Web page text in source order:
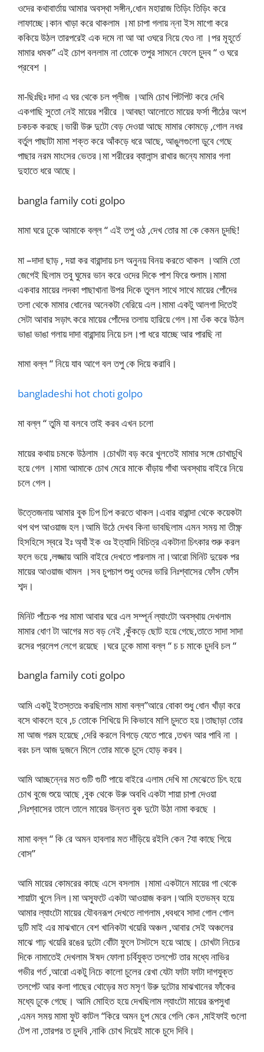
ওদের কথাবার্তায় আমার অবস্থা সঙ্গীন,ধোন মহারাজ তিড়িং তিড়িং করে
লাফাচ্ছে।কান খাড়া করে থাকলাম ।মা চাপা গলায় ন্না ইস মাগো করে
ককিয়ে উঠল তারপরেই এক দমে না আ আ ওঘরে নিয়ে যেও না ।পর মূহূর্তে
মামার ধমক” এই চোপ বললাম না তোকে তপুর সামনে ফেলে চুদব “ ও ঘরে
প্রবেশ ।
মা-ছিঃছিঃ দাদা এ ঘর থেকে চল প্লীজ ।আমি চোখ পিটপিট করে দেখি
একগাছি সুতো নেই মায়ের শরীরে ।আবছা আলোতে মায়ের ফর্সা পীঠের অংশ
চকচক করছে।ভারী উরু দুটো বেড় দেওয়া আছে মামার কোমড়ে ,গোল নধর
বর্তুল পাছাটা মামা শক্ত করে আঁকড়ে ধরে আছে, আঙুলগুলো ডুবে গেছে
পাছার নরম মাংসের ভেতর।মা শরীরের ব্যালান্স রাখার জন্যে মামার গলা
দুহাতে ধরে আছে।
bangla family coti golpo
মামা ঘরে ঢুকে আমাকে বল্ল “ এই তপু ওঠ ,দেখ তোর মা কে কেমন চুদছি!
মা –দাদা ছাড় , দয়া কর বারান্দায় চল অনুনয় বিনয় করতে থাকল ।আমি তো
জেগেই ছিলাম তবু ঘুমের ভান করে ওদের দিকে পাশ ফিরে শুলাম।মামা
একবার মায়ের লদকা পাছাখানা উপর দিকে তুলল সাথে সাথে মায়ের পোঁদের
তলা থেকে মামার ধোনের অনেকটা বেরিয়ে এল।মামা একটু আলগা দিতেই
সেটা আবার সড়াৎ করে মায়ের পোঁদের তলায় হারিয়ে গেল।মা ওঁক করে উঠল
ভাঙা ভাঙা গলায় দাদা বারান্দায় নিয়ে চল।পা ধরে যাচ্ছে আর পারছি না
মামা বল্ল “ নিয়ে যাব আগে বল তপু কে দিয়ে করাবি।
bangladeshi hot choti golpo
মা বল্ল “ তুমি যা বলবে তাই করব এখন চলো
মায়ের কথায় চমকে উঠলাম ।চোখটা বড় করে খুলতেই মামার সঙ্গে চোখাচুখি
হয়ে গেল ।মামা আমাকে চোখ মেরে মাকে বাঁড়ায় গাঁথা অবস্থায় বাইরে নিয়ে
চলে গেল।
উত্তেজনায় আমার বুক ঢিপ ঢিপ করতে থাকল।এবার বারান্দা থেকে কয়েকটা
থপ থপ আওয়াজ হল।আমি উঠে দেখব কিনা ভাবছিলাম এমন সময় মা তীক্ষ্ণ
হিসহিসে স্বরে ইঃ অ্যাঁ ইক ওঃ ইত্যাদি বিচিত্র একটানা চিৎকার শুরু করল
ফলে ভয়ে ,লজ্জায় আমি বাইরে দেখতে পারলাম না।আরো মিনিট দুয়েক পর
মায়ের আওয়াজ থামল ।সব চুপচাপ শুধু ওদের ভারি নিঃশ্বাসের ফোঁস ফোঁস
শব্দ।
মিনিট পাঁচেক পর মামা আবার ঘরে এল সম্পূর্ন ল্যাংটো অবস্থায় দেখলাম
মামার ধোণ টা আগের মত বড় নেই ,কুঁকড়ে ছোট হয়ে গেছে,তাতে সাদা সাদা
রসের প্রলেপ লেগে রয়েছে ।ঘরে ঢুকে মামা বল্ল “ চ চ মাকে চুদবি চল “
bangla family coti golpo
আমি একটু ইতস্ততঃ করছিলাম মামা বল্ল”আরে বোকা শুধু ধোন খাঁড়া করে
বসে থাকলে হবে ,চ তোকে শিখিয়ে দি কিভাবে মাগি চুদতে হয়।তাছাড়া তোর
মা আজ গরম হয়েছে ,দেরি করলে বিগড়ে যেতে পারে ,তখন আর পাবি না ।
বরং চল আজ দুজনে মিলে তোর মাকে চুদে হোড় করব।
আমি আচ্ছন্নের মত গুটি গুটি পায়ে বাইরে এলাম দেখি মা মেঝেতে চিৎ হয়ে
চোখ বুজে শুয়ে আছে ,বুক থেকে উরু অবধি একটা শায়া চাপা দেওয়া
,নিঃশ্বাসের তালে তালে মায়ের উন্নত বুক দুটো উঠা নামা করছে ।
মামা বল্ল “ কি রে অমন হাবলার মত দাঁড়িয়ে রইলি কেন ?যা কাছে গিয়ে
বোস”
আমি মায়ের কোমরের কাছে এসে বসলাম ।মামা একটানে মায়ের গা থেকে
শায়াটা খুলে নিল।মা অস্ফূটে একটা আওয়াজ করল।আমি হতভম্ব হয়ে
আমার ল্যাংটো মায়ের যৌবনরূপ দেখতে লাগলাম ,ধবধবে সাদা গোল গোল
দুটি মাই এর মাঝখানে বেশ খানিকটা খয়েরি অঞ্চল ,আবার সেই অঞ্চলের
মাঝে গাঢ় খয়েরি রঙের দুটো বোঁটা ফুলে টসটসে হয়ে আছে। চোখটা নিচের
দিকে নামাতেই দেখলাম ঈষদ ফোলা চর্বিযুক্ত তলপেট তার মধ্যে নাভির
গভীর গর্ত ,আরো একটু নিচে কালো চুলের রেখা যেটা ফাটা ফাটা দাগযুক্ত
তলপেট আর কলা গাছের থোড়ের মত মসৃণ উরু দুটোর মাঝখানের ফাঁকের
মধ্যে ঢুকে গেছে। আমি মোহিত হয়ে দেখছিলাম ল্যাংটো মায়ের রূপসুধা
,এমন সময় মামা ফুট কাটল “কিরে অমন চুপ মেরে গেলি কেন ,মাইফাই গুলো
টেপ না ,তারপর ত চুদবি ,নাকি চোখ দিয়েই মাকে চুদে দিবি।